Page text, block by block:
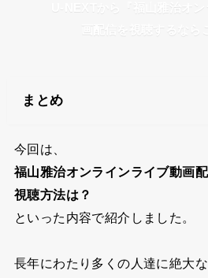
U-NEXTから『福山雅治オン
画配信を視聴するなら
まとめ
今回は、
福山雅治オンラインライブ動画
視聴方法は？
といった内容で紹介しました。
長年にわたり多くの人達に絶大